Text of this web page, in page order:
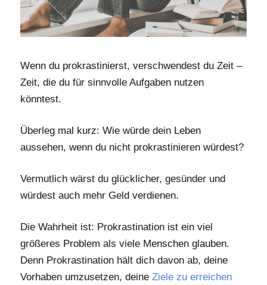
Wenn du prokrastinierst, verschwendest du Zeit –
Zeit, die du für sinnvolle Aufgaben nutzen
könntest.
Überleg mal kurz: Wie würde dein Leben
aussehen, wenn du nicht prokrastinieren würdest?
Vermutlich wärst du glücklicher, gesünder und
würdest auch mehr Geld verdienen.
Die Wahrheit ist: Prokrastination ist ein viel
größeres Problem als viele Menschen glauben.
Denn Prokrastination hält dich davon ab, deine
Vorhaben umzusetzen, deine Ziele zu erreichen